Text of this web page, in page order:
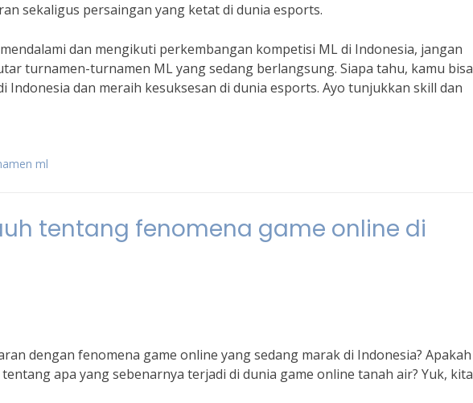
sekaligus persaingan yang ketat di dunia esports.
dan mengikuti perkembangan kompetisi ML di Indonesia, jangan
turnamen-turnamen ML yang sedang berlangsung. Siapa tahu, kamu bisa
Indonesia dan meraih kesuksesan di dunia esports. Ayo tunjukkan skill dan
ml
tentang fenomena game online di
dengan fenomena game online yang sedang marak di Indonesia? Apakah
apa yang sebenarnya terjadi di dunia game online tanah air? Yuk, kita